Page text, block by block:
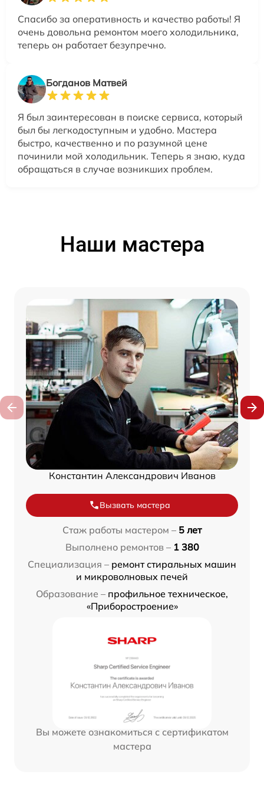
Спасибо за оперативность и качество работы! Я
очень довольна ремонтом моего холодильника,
теперь он работает безупречно.
Богданов Матвей
Я был заинтересован в поиске сервиса, который
был бы легкодоступным и удобно. Мастера
быстро, качественно и по разумной цене
починили мой холодильник. Теперь я знаю, куда
обращаться в случае возникших проблем.
Наши мастера
Константин Александрович Иванов
Вызвать мастера
Стаж работы мастером – 5 лет
Выполнено ремонтов – 1 380
Специализация – ремонт стиральных машин
и микроволновых печей
Образование – профильное техническое,
«Приборостроение»
Вы можете ознакомиться с сертификатом
мастера